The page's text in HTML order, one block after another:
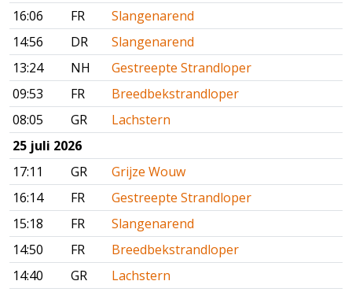
16:06
FR
Slangenarend
14:56
DR
Slangenarend
13:24
NH
Gestreepte Strandloper
09:53
FR
Breedbekstrandloper
08:05
GR
Lachstern
25 juli 2026
17:11
GR
Grijze Wouw
16:14
FR
Gestreepte Strandloper
15:18
FR
Slangenarend
14:50
FR
Breedbekstrandloper
14:40
GR
Lachstern